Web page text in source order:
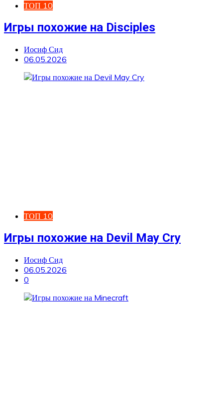
ТОП 10
Игры похожие на Disciples
Иосиф Сид
06.05.2026
ТОП 10
Игры похожие на Devil May Cry
Иосиф Сид
06.05.2026
0